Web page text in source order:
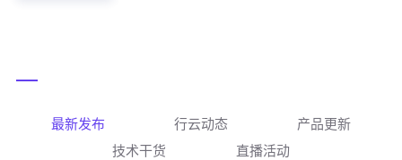
最新发布 行云动态
产品更新
技术干货
直播活动